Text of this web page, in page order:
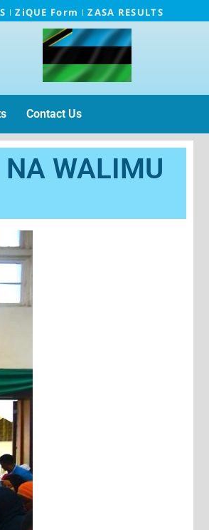
ZiQUE Form ZASA RESULTS
Contact Us
WALIMU